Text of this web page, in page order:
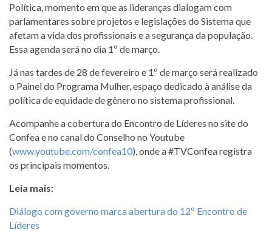
Política, momento em que as lideranças dialogam com
parlamentares sobre projetos e legislações do Sistema que
afetam a vida dos profissionais e a segurança da população.
Essa agenda será no dia 1º de março.
Já nas tardes de 28 de fevereiro e 1º de março será realizado
o Painel do Programa Mulher, espaço dedicado à análise da
política de equidade de gênero no sistema profissional.
Acompanhe a cobertura do Encontro de Líderes no site do
Confea e no canal do Conselho no Youtube
(www.youtube.com/confea10), onde a #TVConfea registra
os principais momentos.
Leia mais:
Diálogo com governo marca abertura do 12º Encontro de
Líderes